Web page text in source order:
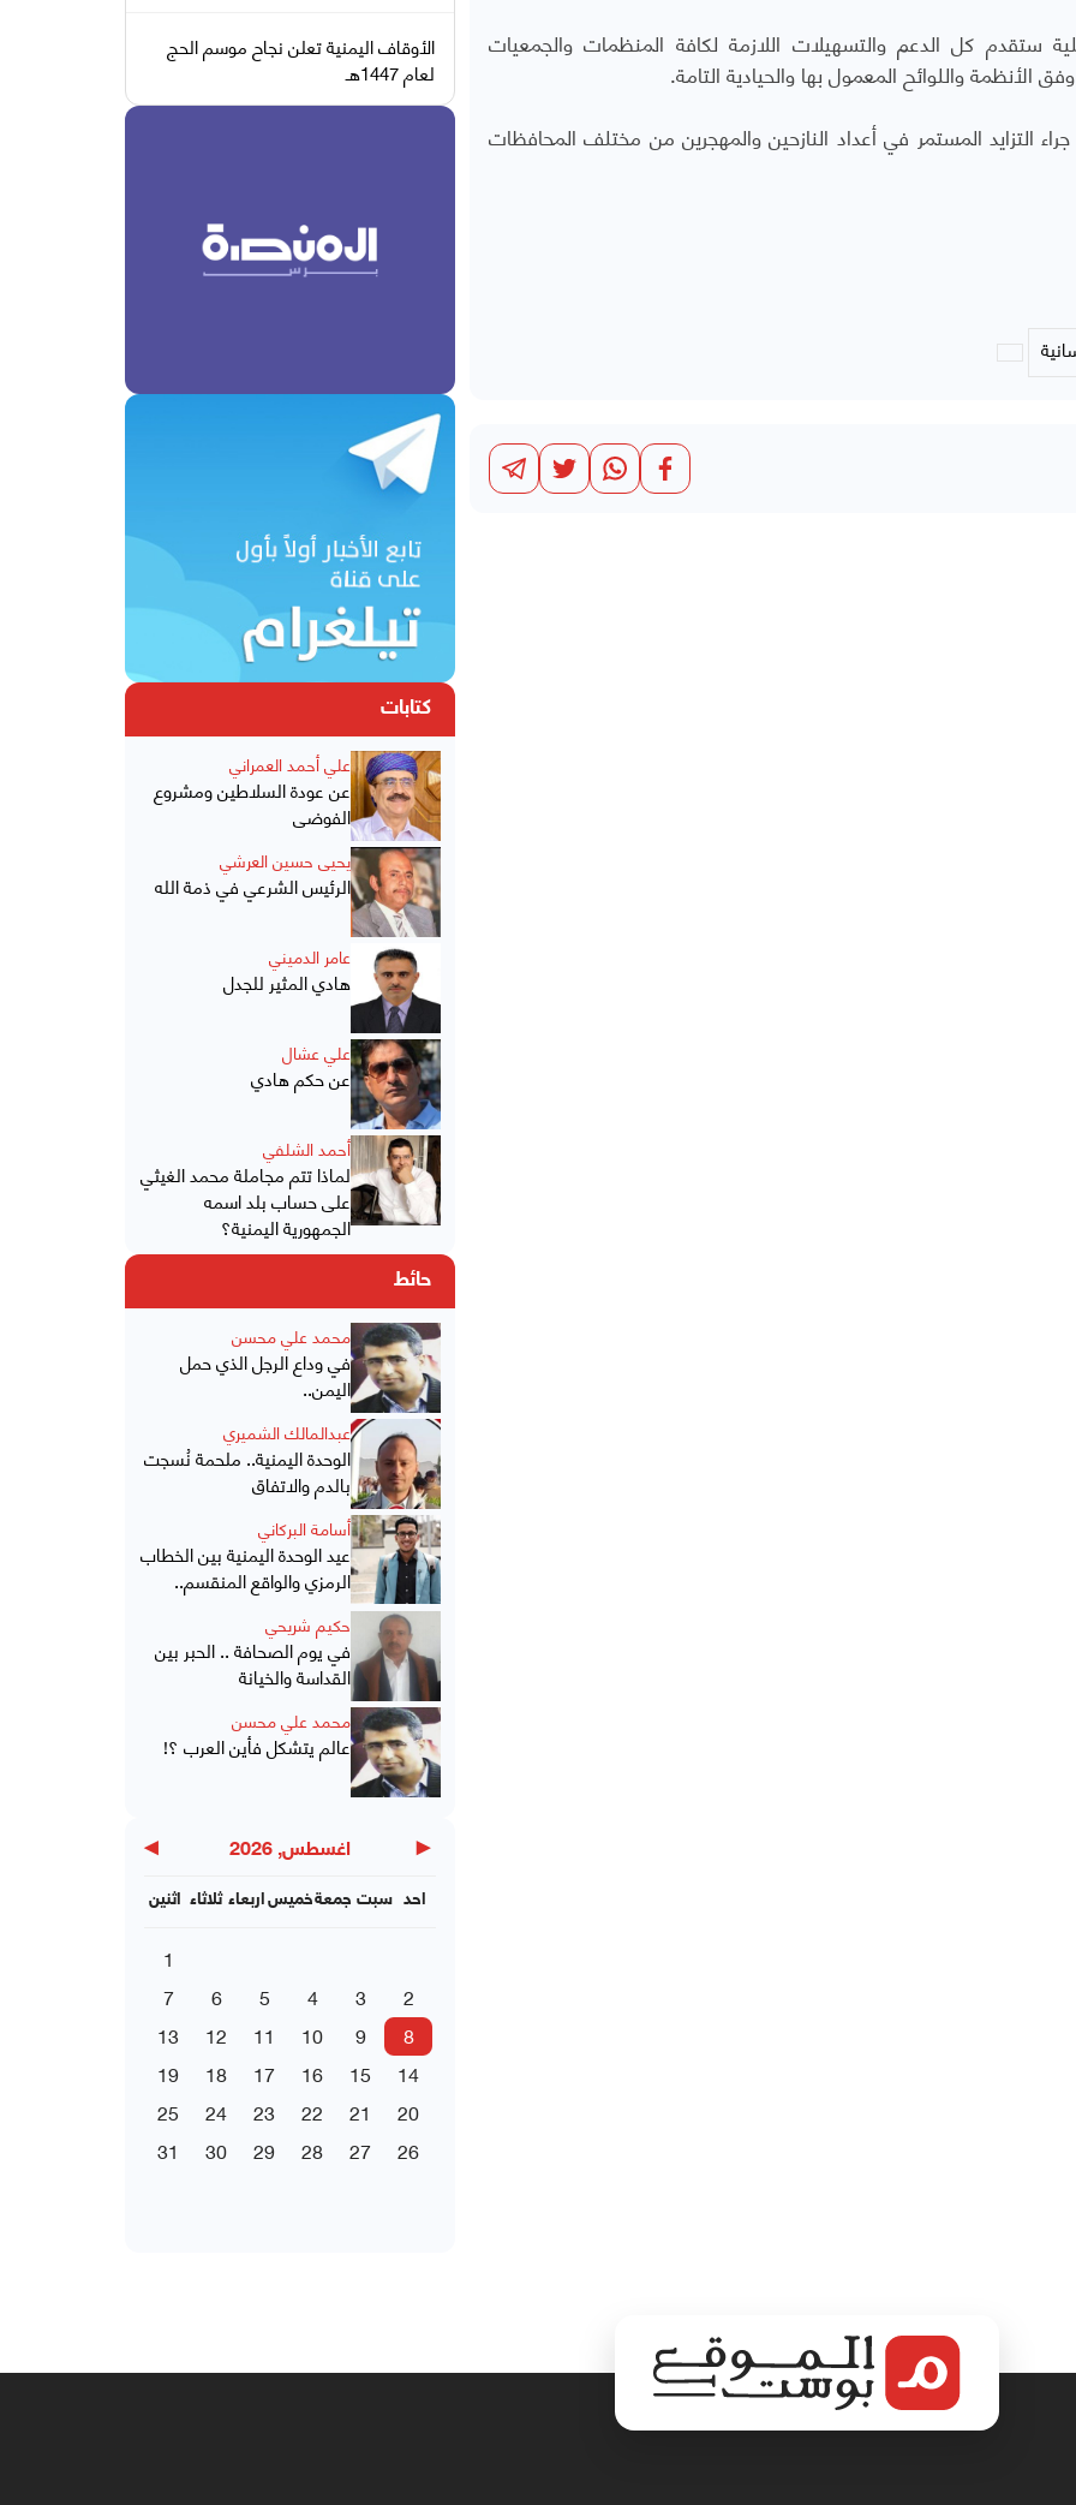
ستقدم كل الدعم والتسهيلات اللازمة لكافة المنظمات والجمعيات
الأنظمة واللوائح المعمول بها والحيادية التامة.
التزايد المستمر في أعداد النازحين والمهجرين من مختلف المحافظات
الأوقاف اليمنية تعلن نجاح موسم الحج
لعام 1447هـ
كتابات
علي أحمد العمراني
عن عودة السلاطين ومشروع
الفوضى
يحيى حسين العرشي
الرئيس الشرعي في ذمة الله
عامر الدميني
هادي المثير للجدل
علي عشال
عن حكم هادي
أحمد الشلفي
لماذا تتم مجاملة محمد الغيثي
على حساب بلد اسمه
الجمهورية اليمنية؟
حائط
محمد علي محسن
في وداع الرجل الذي حمل
اليمن..
عبدالمالك الشميري
الوحدة اليمنية.. ملحمة نُسجت
بالدم والاتفاق
أسامة البركاني
عيد الوحدة اليمنية بين الخطاب
الرمزي والواقع المنقسم..
حكيم شريحي
في يوم الصحافة .. الحبر بين
القداسة والخيانة
محمد علي محسن
عالم يتشكل فأين العرب ؟!
◀ اغسطس, 2026 ▶
اثنين ثلاثاء اربعاءخميسجمعة سبت احد
1
2
3
4
5
6
7
8
9
10
11
12
13
14
15
16
17
18
19
20
21
22
23
24
25
26
27
28
29
30
31